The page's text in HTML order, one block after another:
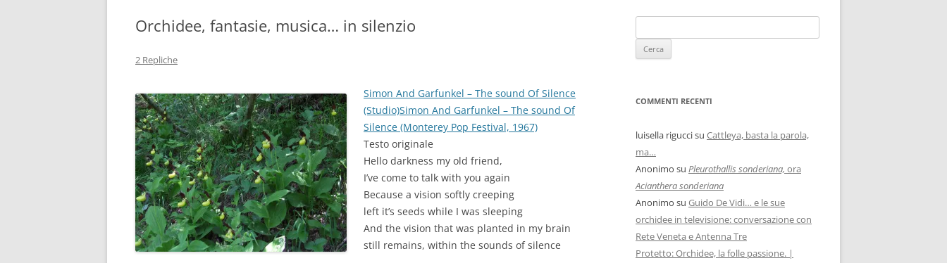
Orchidee, fantasie, musica… in silenzio
2 Repliche
Simon And Garfunkel – The sound Of Silence
(Studio)Simon And Garfunkel – The sound Of
Silence (Monterey Pop Festival, 1967)
Testo originale
Hello darkness my old friend,
I’ve come to talk with you again
Because a vision softly creeping
left it’s seeds while I was sleeping
And the vision that was planted in my brain
still remains, within the sounds of silence
COMMENTI RECENTI
luisella riguccisu Cattleya, basta la parola,
ma…
Anonimo su Pleurothallis sonderiana, ora
Acianthera sonderiana
Anonimo su Guido De Vidi… e le sue
orchidee in televisione: conversazione con
Rete Veneta e Antenna Tre
Protetto: Orchidee, la folle passione. |